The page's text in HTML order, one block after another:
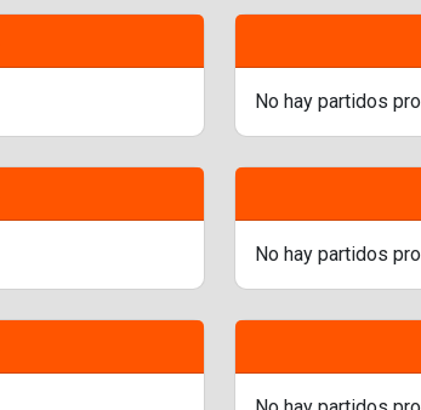
No hay partidos
No hay partidos